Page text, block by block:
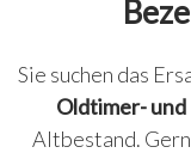
Sie suchen das
Oldtimer-
Altbestand.